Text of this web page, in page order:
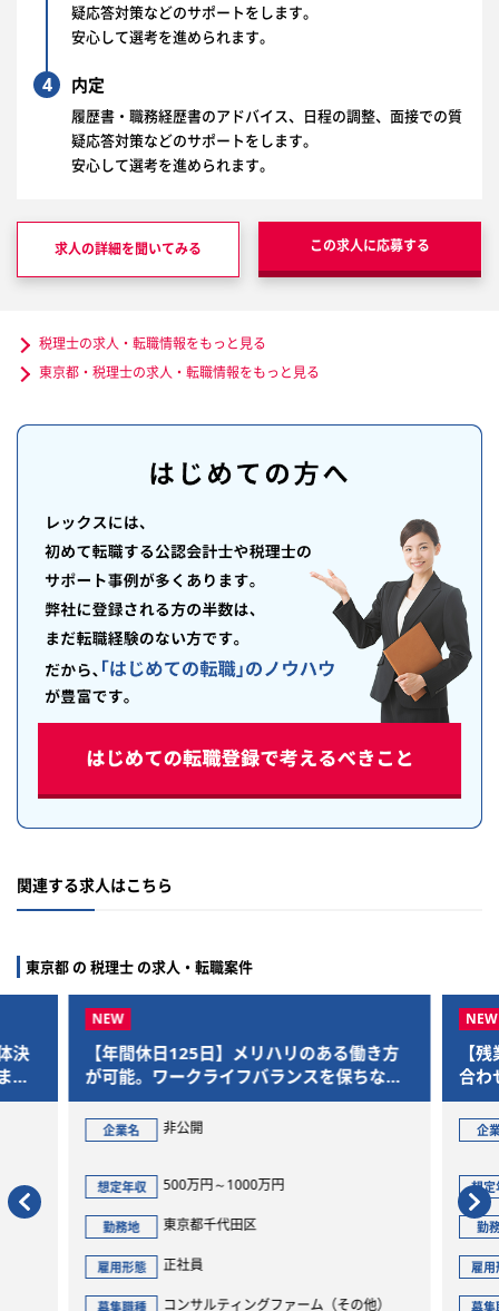
疑応答対策などのサポートをします。
安心して選考を進められます。
4 内定
履歴書・職務経歴書のアドバイス、日程の調整、面接での質
疑応答対策などのサポートをします。
安心して選考を進められます。
求人の詳細を聞いてみる この求人に応募する
税理士の求人・転職情報をもっと見る
東京都・税理士の求人・転職情報をもっと見る
関連する求人はこちら
東京都 の 税理士 の求人・転職案件
決
で
【年間休日125日】メリハリのある働き方
が可能。ワークライフバランスを保ちなが
ら、M&Aを通じた社会的意義の大きいプロ
ジェクトに参画できます
企業名 非公開
想定年収 500万円～1000万円
勤務地 東京都千代田区
雇用形態 正社員
募集職種 コンサルティングファーム（その他）
【
合わ
であ
企
想定
勤
雇用
募集